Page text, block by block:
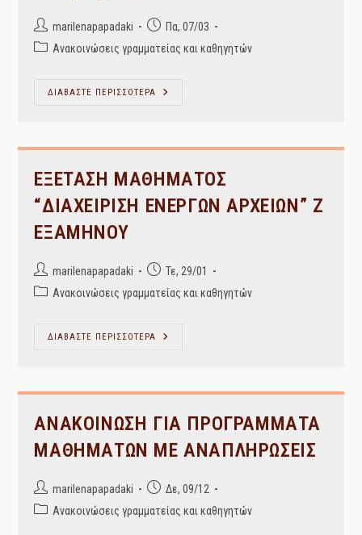
Εκπαιδευτικών
Δράσεων
Και
Συνεργασίας
Φορείς”
Post
author:
marilenapapadaki
Post
published:
Πα, 07/03
PostΑνακοινώσεις γραμματείας και καθηγητών
ΔΙΑΒΑΣΤΕ ΠΕΡΙΣΣΟΤΕΡΑ
Αρχεία
Τετάρτης
ΕΞΕΤΑΣΗ ΜΑΘΗΜΑΤΟΣ
“ΔΙΑΧΕΙΡΙΣΗ ΕΝΕΡΓΩΝ ΑΡΧΕΙΩΝ” Ζ
ΕΞΑΜΗΝΟΥ
Post
author:
marilenapapadaki
Post
published:
Τε, 29/01
PostΑνακοινώσεις γραμματείας και καθηγητών
ΔΙΑΒΑΣΤΕ ΠΕΡΙΣΣΟΤΕΡΑ
ΕΞΕΤΑΣΗ
Ζ
ΑΝΑΚΟΙΝΩΣΗ ΓΙΑ ΠΡΟΓΡΑΜΜΑΤΑ
ΜΑΘΗΜΑΤΩΝ ΜΕ ΑΝΑΠΛΗΡΩΣΕΙΣ
Post
author:
marilenapapadaki
Post
published:
Δε, 09/12
PostΑνακοινώσεις γραμματείας και καθηγητών